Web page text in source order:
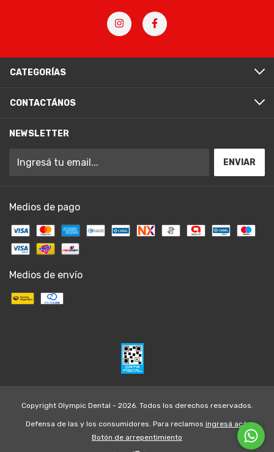
CATEGORÍAS
CONTACTÁNOS
NEWSLETTER
Medios de pago
Medios de envío
Copyright Olympic Dental - 2026. Todos los derechos reservados.
Defensa de las y los consumidores. Para reclamos ingresá acá.
Botón de arrepentimiento